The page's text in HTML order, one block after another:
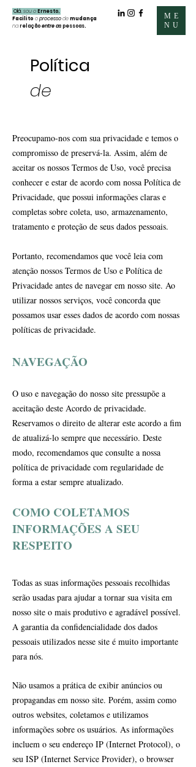
ME
NU
Olá,sou oErnesto.
Facilito oprocessodemudança
narelaçãoentre aspessoas.
Política
de
Preocupamo-nos com sua privacidade e temos o
compromisso de preservá-la. Assim, além de
aceitar os nossos Termos de Uso, você precisa
conhecer e estar de acordo com nossa Política de
Privacidade, que possui informações claras e
completas sobre coleta, uso, armazenamento,
tratamento e proteção de seus dados pessoais.
Portanto, recomendamos que você leia com
atenção nossos Termos de Uso e Política de
Privacidade antes de navegar em nosso site. Ao
utilizar nossos serviços, você concorda que
possamos usar esses dados de acordo com nossas
políticas de privacidade.
NAVEGAÇÃO
O uso e navegação do nosso site pressupõe a
aceitação deste Acordo de privacidade.
Reservamos o direito de alterar este acordo a fim
de atualizá-lo sempre que necessário. Deste
modo, recomendamos que consulte a nossa
política de privacidade com regularidade de
forma a estar sempre atualizado.
COMO COLETAMOS
INFORMAÇÕES A SEU
RESPEITO
Todas as suas informações pessoais recolhidas
serão usadas para ajudar a tornar sua visita em
nosso site o mais produtivo e agradável possível.
A garantia da confidencialidade dos dados
pessoais utilizados nesse site é muito importante
para nós.
Não usamos a prática de exibir anúncios ou
propagandas em nosso site. Porém, assim como
outros websites, coletamos e utilizamos
informações sobre os usuários. As informações
incluem o seu endereço IP (Internet Protocol), o
seu ISP (Internet Service Provider), o browser